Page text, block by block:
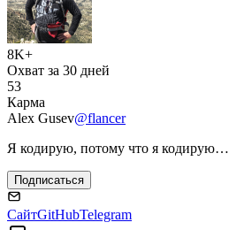
8K+
Охват за 30 дней
53
Карма
Alex Gusev@flancer
Я кодирую, потому что я кодирую…
Подписаться
СайтGitHubTelegram